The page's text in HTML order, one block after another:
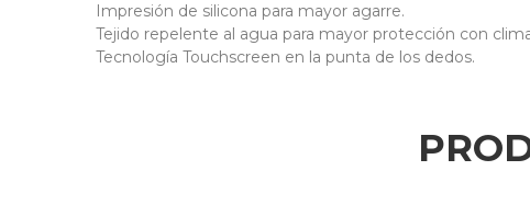
Impresión de silicona para mayor agarre.
Tejido repelente al agua para mayor protección con
Tecnología Touchscreen en la punta de los dedos.